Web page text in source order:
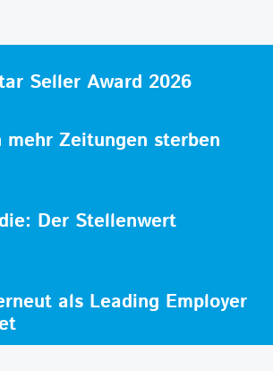
Seller Award 2026
mehr Zeitungen sterben
Der Stellenwert
als Leading Employer